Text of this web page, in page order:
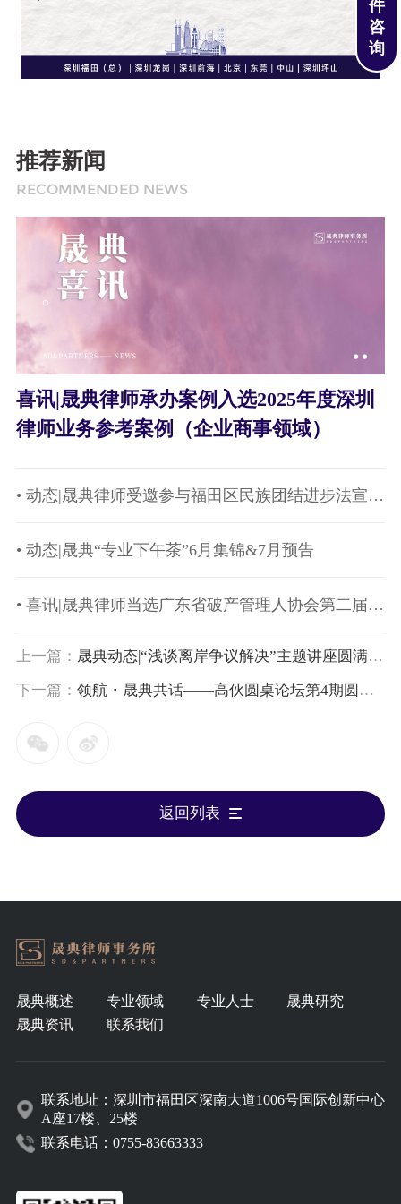
推荐新闻
RECOMMENDED NEWS
喜讯|晟典律师承办案例入选2025年度深圳
律师业务参考案例（企业商事领域）
• 动态|晟典律师受邀参与福田区民族团结进步法宣传活动
• 动态|晟典“专业下午茶”6月集锦&7月预告
• 喜讯|晟典律师当选广东省破产管理人协会第二届专业委员会副主任
上一篇： 晟典动态|“浅谈离岸争议解决”主题讲座圆满举办
下一篇： 领航・晟典共话——高伙圆桌论坛第4期圆满举行
返回列表
晟典概述 专业领域 专业人士
晟典研究
晟典资讯
联系我们
联系地址：深圳市福田区深南大道1006号国际创新中心
A座17楼、25楼
联系电话：0755-83663333
件
咨
询